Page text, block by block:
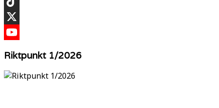
TikTok
X
Riktpunkt 1/2026